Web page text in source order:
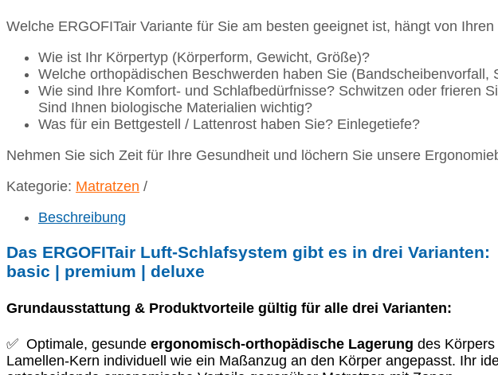
Welche ERGOFITair Variante für Sie am besten geeignet ist, hängt von
Wie ist Ihr Körpertyp (Körperform, Gewicht, Größe)?
Welche orthopädischen Beschwerden haben Sie
Wie sind Ihre Komfort- und Schlafbedürfnisse? Schwitzen oder frieren
Sind Ihnen biologische Materialien wichtig?
Was für ein Bettgestell / Lattenrost haben Sie? Einlegetiefe?
Nehmen Sie sich Zeit für Ihre Gesundheit und löchern Sie unsere
Kategorie: Matratzen
Beschreibung
Das ERGOFITair Luft-Schlafsystem gibt es in drei Varianten:
basic | premium | deluxe
Grundausstattung & Produktvorteile gültig für alle drei Varianten:
✅ Optimale, gesunde ergonomisch-orthopädische Lagerung des
Lamellen-Kern individuell wie ein Maßanzug an den Körper angepasst. Ihr